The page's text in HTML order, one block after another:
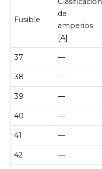
Fusible
de
amperios
[A]
37 —
38 —
39 —
40 —
41 —
42 —